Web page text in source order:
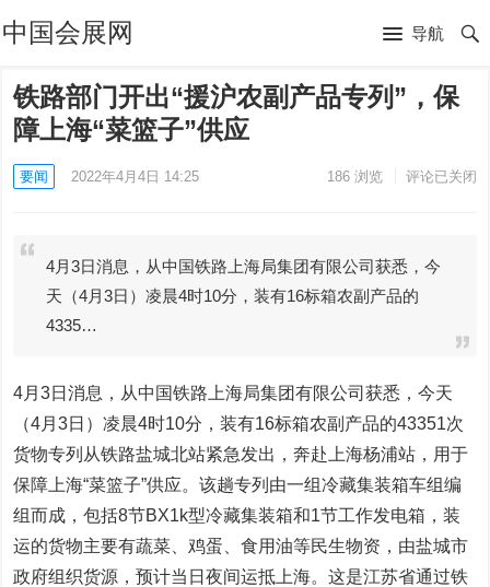
中国会展网 导航
铁路部门开出“援沪农副产品专列”，保
障上海“菜篮子”供应
要闻 2022年4月4日 14:25 186浏览 评论已关闭
4月3日消息，从中国铁路上海局集团有限公司获悉，今
天（4月3日）凌晨4时10分，装有16标箱农副产品的
4335…
4月3日消息，从中国铁路上海局集团有限公司获悉，今天
（4月3日）凌晨4时10分，装有16标箱农副产品的43351次
货物专列从铁路盐城北站紧急发出，奔赴上海杨浦站，用于
保障上海“菜篮子”供应。该趟专列由一组冷藏集装箱车组编
组而成，包括8节BX1k型冷藏集装箱和1节工作发电箱，装
运的货物主要有蔬菜、鸡蛋、食用油等民生物资，由盐城市
政府组织货源，预计当日夜间运抵上海。这是江苏省通过铁